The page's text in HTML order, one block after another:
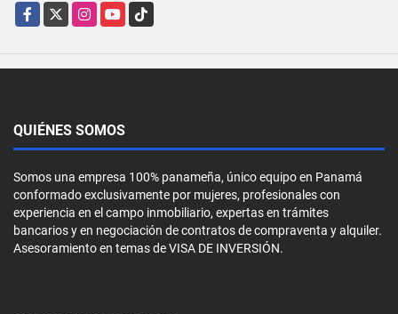
Facebook
X InstagramYouTubeTikTok
QUIÉNES SOMOS
Somos una empresa 100% panameña, único equipo en Panamá
conformado exclusivamente por mujeres, profesionales con
experiencia en el campo inmobiliario, expertas en trámites
bancarios y en negociación de contratos de compraventa y alquiler.
Asesoramiento en temas de VISA DE INVERSIÓN.